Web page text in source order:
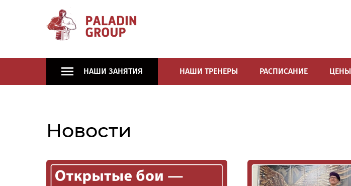
НАШИ ЗАНЯТИЯ НАШИ ТРЕНЕРЫ РАСПИСАНИЕ ЦЕНЫ
Новости